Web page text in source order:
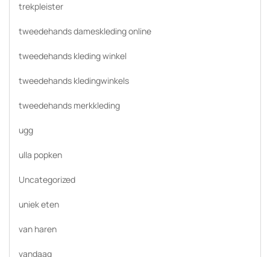
trekpleister
tweedehands dameskleding online
tweedehands kleding winkel
tweedehands kledingwinkels
tweedehands merkkleding
ugg
ulla popken
Uncategorized
uniek eten
van haren
vandaag